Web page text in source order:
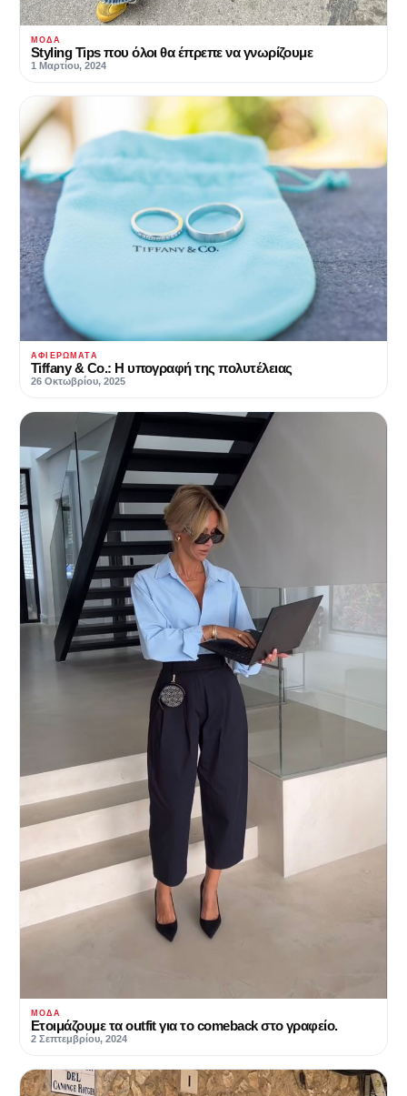
ΜΌΔΑ
Styling Tips που όλοι θα έπρεπε να γνωρίζουμε
1 Μαρτίου, 2024
ΑΦΙΕΡΏΜΑΤΑ
Tiffany & Co.: Η υπογραφή της πολυτέλειας
26 Οκτωβρίου, 2025
ΜΌΔΑ
Ετοιμάζουμε τα outfit για το comeback στο γραφείο.
2 Σεπτεμβρίου, 2024